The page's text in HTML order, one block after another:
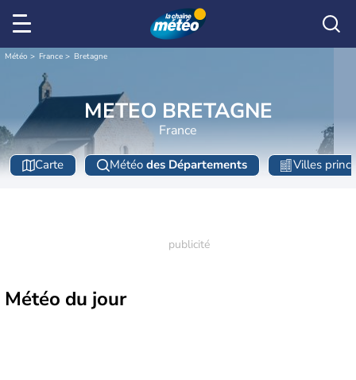
Météo France Bretagne
METEO BRETAGNE
France
Carte Météo des Départements Villes
Météo du jour